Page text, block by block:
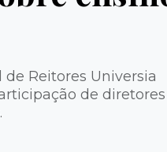
Reitores Universia
de diretores